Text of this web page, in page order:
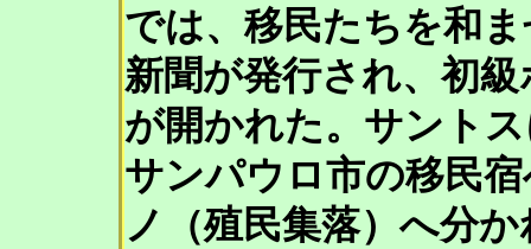
では、移民たちを和
新聞が発行され、初
が開かれた。サント
サンパウロ市の移民
ノ（殖民集落）へ分